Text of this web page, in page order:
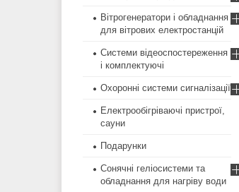
Вітрогенератори і обладнання
для вітрових електростанцій
Системи відеоспостереження
і комплектуючі
Охоронні системи сигналізації
Електрообігріваючі пристрої,
сауни
Подарунки
Сонячні геліосистеми та
обладнання для нагріву води